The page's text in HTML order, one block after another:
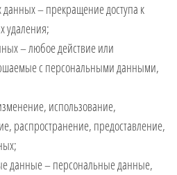
– прекращение доступа к
удаления;
– любое действие или
с персональными данными,
использование,
распространение, предоставление,
данные – персональные данные,